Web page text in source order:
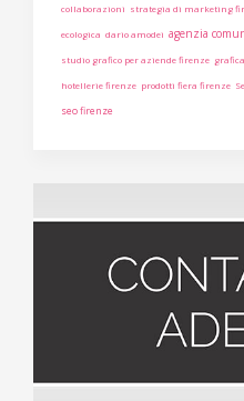
collaborazioni strategia di marketing
ecologica dario amodei agenzia
studio grafico per aziende firenze
hotellerie firenze prodotti fiera firenze
seo firenze